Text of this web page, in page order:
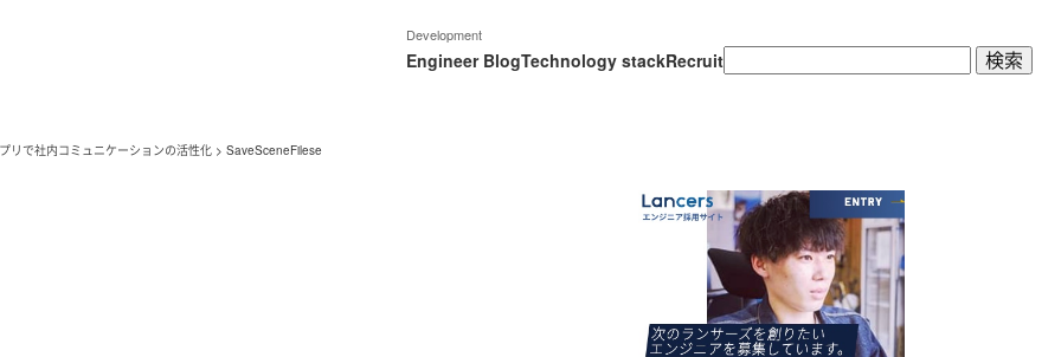
Development
Engineer BlogTechnology stackRecruit検
索:
リで社内コミュニケーションの活性化 > SaveSceneFilese